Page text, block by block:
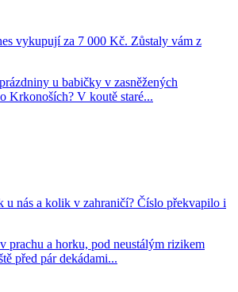
vykupují za 7 000 Kč. Zůstaly vám z
u babičky v zasněžených
Krkonoších? V koutě staré...
u nás a kolik v zahraničí? Číslo překvapilo i
prachu a horku, pod neustálým rizikem
před pár dekádami...